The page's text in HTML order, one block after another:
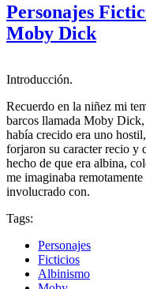
Personajes
Moby Dick
Introducción.
Recuerdo en la niñez mi
barcos llamada Moby
había crecido era uno
forjaron su caracter recio y
hecho de que era albina,
me imaginaba
involucrado con.
Tags:
Personajes
Ficticios
Albinismo